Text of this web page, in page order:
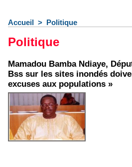
Accueil > Politique
Politique
Mamadou Bamba Ndiaye,
Bss sur les sites inondés
excuses aux populations »